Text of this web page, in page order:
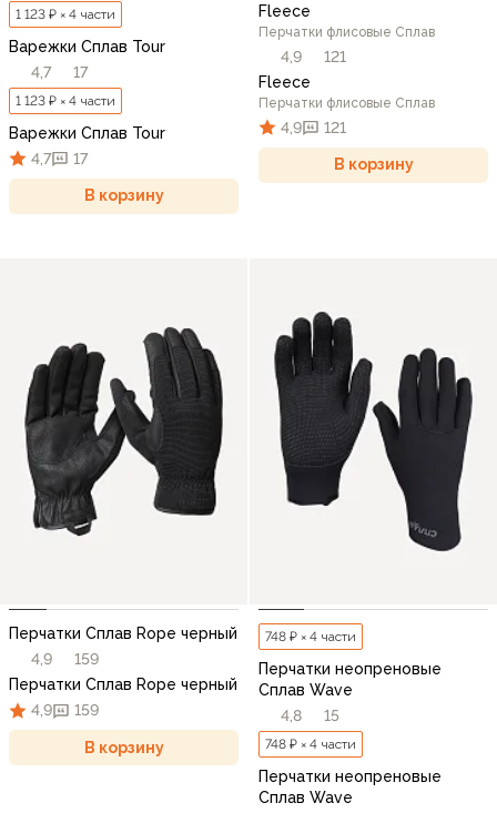
1 123 ₽ × 4 части
Варежки Сплав Tour
4,7
17
1 123 ₽ × 4 части
Варежки Сплав Tour
4,7
17
В корзину
Fleece
Перчатки флисовые Сплав
4,9
121
Fleece
Перчатки флисовые Сплав
4,9 121
В корзину
Перчатки Сплав Rope черный
4,9
159
Перчатки Сплав Rope черный
4,9
159
В корзину
748 ₽ × 4 части
Перчатки неопреновые
Сплав Wave
4,8
15
748 ₽ × 4 части
Перчатки неопреновые
Сплав Wave